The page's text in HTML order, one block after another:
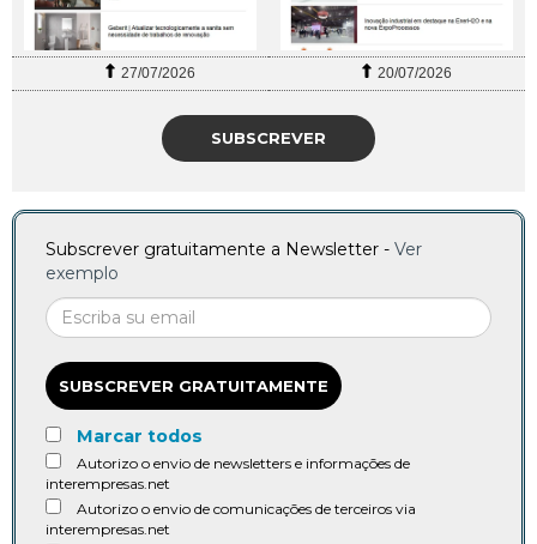
27/07/2026 20/07/2026
SUBSCREVER
Subscrever gratuitamente a Newsletter - Ver
exemplo
SUBSCREVER GRATUITAMENTE
Marcar todos
Autorizo o envio de newsletters e informações de
interempresas.net
Autorizo o envio de comunicações de terceiros via
interempresas.net